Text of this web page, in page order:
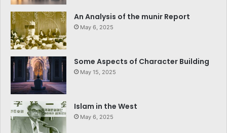
An Analysis of the munir Report
May 6, 2025
Some Aspects of Character Building
May 15, 2025
Islam in the West
May 6, 2025